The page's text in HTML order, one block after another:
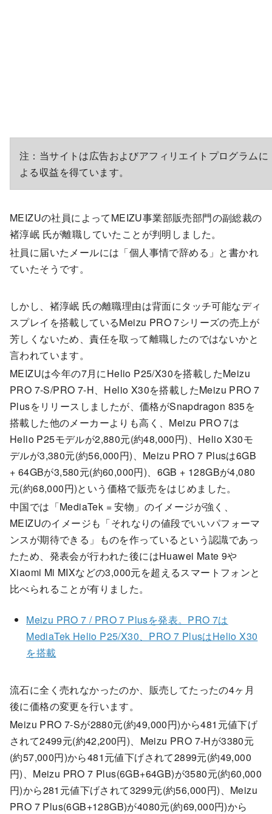
注：当サイトは広告およびアフィリエイトプログラムに
よる収益を得ています。
MEIZUの社員によってMEIZU事業部販売部門の副総裁の
褚淳岷 氏が離職していたことが判明しました。
社員に届いたメールには「個人事情で辞める」と書かれ
ていたそうです。
しかし、褚淳岷 氏の離職理由は背面にタッチ可能なディ
スプレイを搭載しているMeizu PRO 7シリーズの売上が
芳しくないため、責任を取って離職したのではないかと
言われています。
MEIZUは今年の7月にHelio P25/X30を搭載したMeizu
PRO 7-S/PRO 7-H、Helio X30を搭載したMeizu PRO 7
Plusをリリースしましたが、価格がSnapdragon 835を
搭載した他のメーカーよりも高く、Meizu PRO 7は
Helio P25モデルが2,880元(約48,000円)、Helio X30モ
デルが3,380元(約56,000円)、Meizu PRO 7 Plusは6GB
+ 64GBが3,580元(約60,000円)、6GB + 128GBが4,080
元(約68,000円)という価格で販売をはじめました。
中国では「MediaTek = 安物」のイメージが強く、
MEIZUのイメージも「それなりの値段でいいパフォーマ
ンスが期待できる」ものを作っているという認識であっ
たため、発表会が行われた後にはHuawei Mate 9や
Xiaomi Mi MIXなどの3,000元を超えるスマートフォンと
比べられることが有りました。
Meizu PRO 7 / PRO 7 Plusを発表。PRO 7は
MediaTek Helio P25/X30、PRO 7 PlusはHelio X30
を搭載
流石に全く売れなかったのか、販売してたったの4ヶ月
後に価格の変更を行います。
Meizu PRO 7-Sが2880元(約49,000円)から481元値下げ
されて2499元(約42,200円)、Meizu PRO 7-Hが3380元
(約57,000円)から481元値下げされて2899元(約49,000
円)、Meizu PRO 7 Plus(6GB+64GB)が3580元(約60,000
円)から281元値下げされて3299元(約56,000円)、Meizu
PRO 7 Plus(6GB+128GB)が4080元(約69,000円)から